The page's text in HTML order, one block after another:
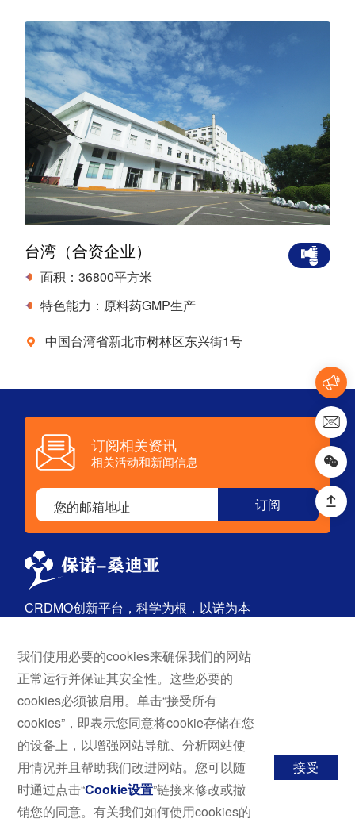
台湾（合资企业）
面积：36800平方米
特色能力：原料药GMP生产
中国台湾省新北市树林区东兴街1号
订阅相关资讯
相关活动和新闻信息
CRDMO创新平台，科学为根，以诺为本
首页
关于我们
服务与解决方案
技术平台
新闻与活动
职业发展
联系我们
探索
药物发现
原料药
成品药
我们使用必要的cookies来确保我们的网站
正常运行并保证其安全性。这些必要的
cookies必须被启用。单击“接受所有
cookies”，即表示您同意将cookie存储在您
的设备上，以增强网站导航、分析网站使
用情况并且帮助我们改进网站。您可以随
时通过点击“Cookie设置”链接来修改或撤
销您的同意。有关我们如何使用cookies的
接受